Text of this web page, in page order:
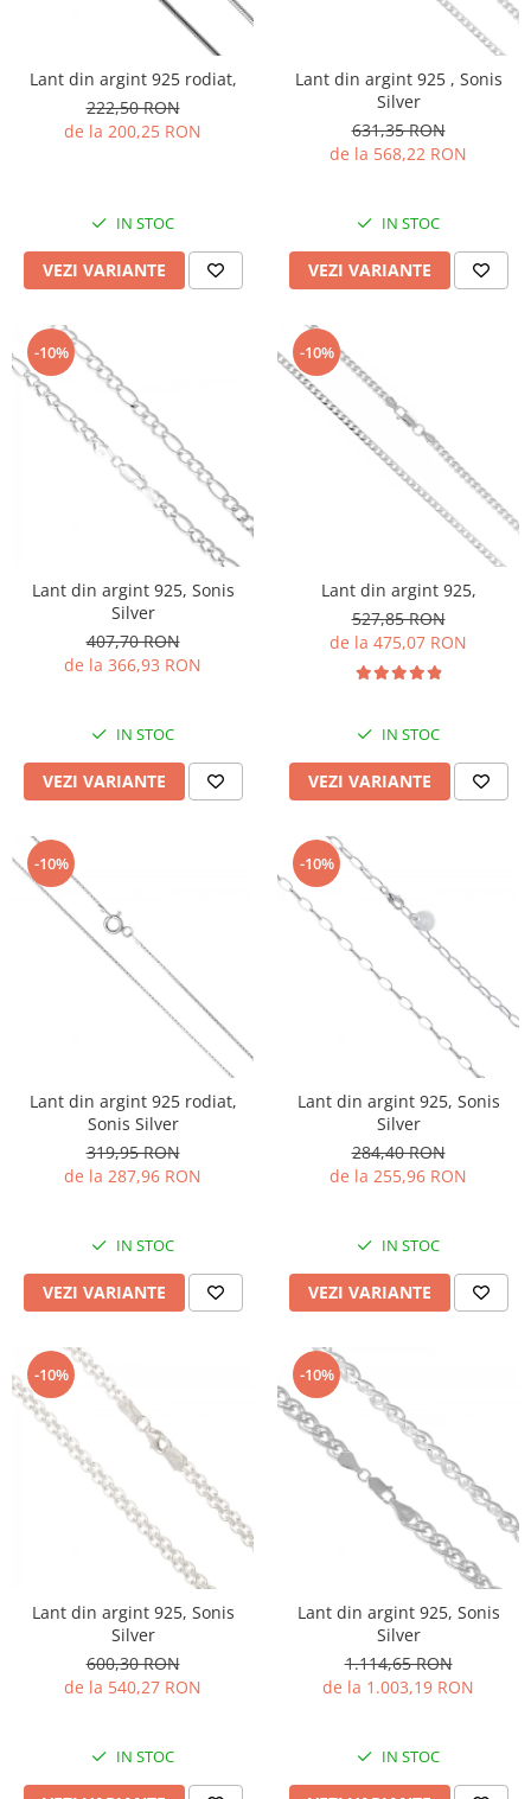
Lant din argint 925 rodiat,
222,50 RON
de la 200,25 RON
IN STOC
VEZI VARIANTE
Lant din argint 925 , Sonis
Silver
631,35 RON
de la 568,22 RON
IN STOC
VEZI VARIANTE
-10%
Lant din argint 925, Sonis
Silver
407,70 RON
de la 366,93 RON
IN STOC
VEZI VARIANTE
-10%
Lant din argint 925,
527,85 RON
de la 475,07 RON
IN STOC
VEZI VARIANTE
-10%
Lant din argint 925 rodiat,
Sonis Silver
319,95 RON
de la 287,96 RON
IN STOC
VEZI VARIANTE
-10%
Lant din argint 925, Sonis
Silver
284,40 RON
de la 255,96 RON
IN STOC
VEZI VARIANTE
-10%
Lant din argint 925, Sonis
Silver
600,30 RON
de la 540,27 RON
IN STOC
-10%
Lant din argint 925, Sonis
Silver
1.114,65 RON
de la 1.003,19 RON
IN STOC